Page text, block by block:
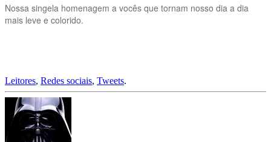
Nossa singela homenagem a vocês que tornam nosso dia a dia
mais leve e colorido.
Leitores, Redes sociais, Tweets.